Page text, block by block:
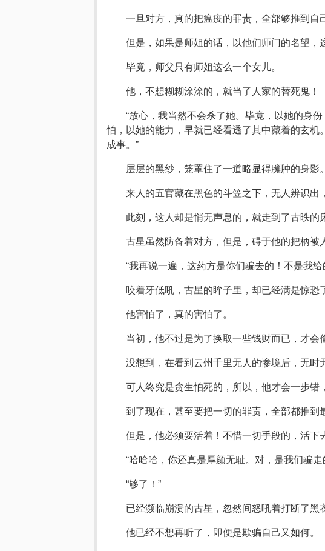
一旦对方，真的把瘟疫的罪责，全部够推到自
但是，如果是师姐的话，以他们师门的名望，
毕竟，师父只有师姐这么一个女儿。
他，不想糊糊涂涂的，就当了人家的替死鬼！
“放心，我当然不会杀了她。毕竟，以她的身
怕，以她的能力，早就已经看透了其中藏着的玄
成事。”
层层的黑纱，笼罩住了一道略显得臃肿的身影。
来人的五官藏在黑色的斗笠之下，无人辨识出
此刻，这人却是悄无声息的，就走到了古昳的
古星虽然防备着对方，但是，碍于他的把柄被
“我再说一遍，这药方是你们骗去的！不是我给
咬着牙低吼，古星的眸子里，却已经满是惊恐
他害怕了，真的害怕了。
当初，他不过是为了换取一些钱财而已，才会
没想到，在看到云州千里无人的惨境后，无时
可人终究是贪生怕死的，所以，他才会一步错
到了现在，甚至要把一切的罪责，全部都推到
但是，他必须要活着！不惜一切手段的，活下
“哈哈哈，你还真是厚颜无耻。对，是我们骗
“够了！”
已经濒临崩溃的古星，忽然间怒吼着打断了黑
他已经不想再听了，即便是欺骗自己又如何。